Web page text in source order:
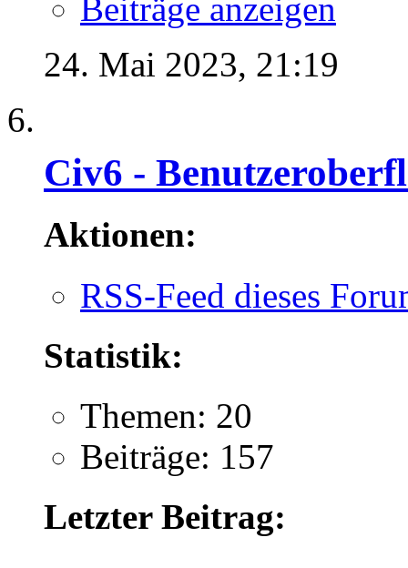
Beiträge anzeigen
24. Mai 2023, 21:19
Civ6 -
Aktionen:
RSS-Feed dieses
Statistik:
Themen: 20
Beiträge: 157
Letzter Beitrag: